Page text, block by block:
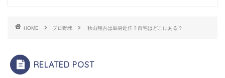
HOME プロ野球 秋山翔吾は単身赴任？自宅はどこにある？
RELATED POST